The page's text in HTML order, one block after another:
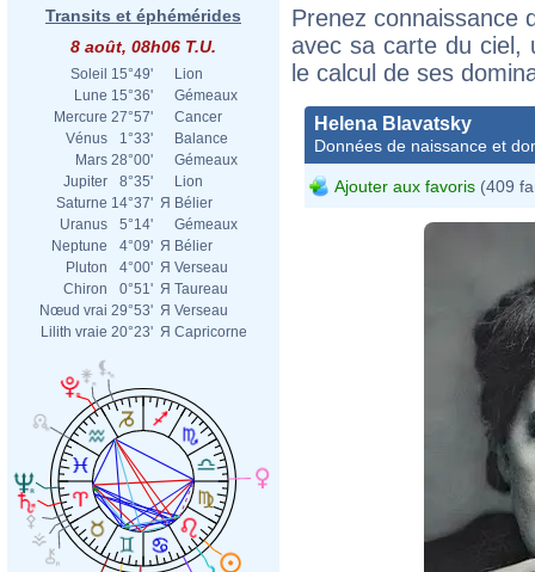
Transits et éphémérides
8 août, 08h06 T.U.
Soleil 15°49'
Lion
Lune 15°36'
Gémeaux
Mercure 27°57'
Cancer
Vénus
1°33'
Balance
Mars 28°00'
Gémeaux
Jupiter
8°35'
Lion
Saturne 14°37' Я Bélier
Uranus
5°14'
Gémeaux
Neptune
4°09' Я Bélier
Pluton
4°00' Я Verseau
Chiron
0°51' Я Taureau
Nœud vrai 29°53' Я Verseau
Lilith vraie 20°23' Я Capricorne
Prenez connaissance
avec sa carte du ciel,
le calcul de ses
Helena Blavatsky
Données de naissance et
Ajouter aux favoris (409